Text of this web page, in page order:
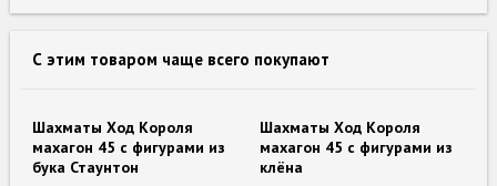
С этим товаром чаще всего покупают
Шахматы Ход Короля
махагон 45 с фигурами из
бука Стаунтон
Шахматы Ход Короля
махагон 45 с фигурами из
клёна